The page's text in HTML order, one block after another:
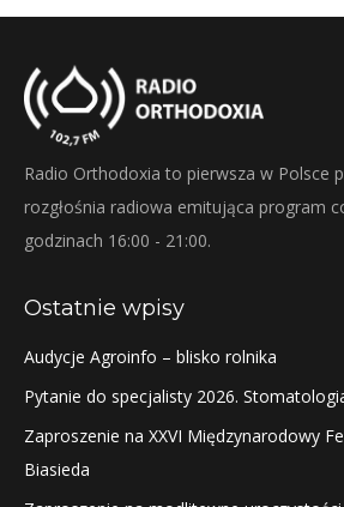
Radio Orthodoxia to pierwsza w Polsce
rozgłośnia radiowa emitująca program
godzinach 16:00 - 21:00.
Ostatnie wpisy
Audycje Agroinfo – blisko rolnika
Pytanie do specjalisty 2026.
Zaproszenie na XXVI Międzynarodowy
Biasieda